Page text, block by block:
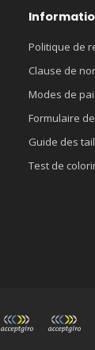
Politique de
Clause de
Modes de
Formulaire
Guide des
Test de